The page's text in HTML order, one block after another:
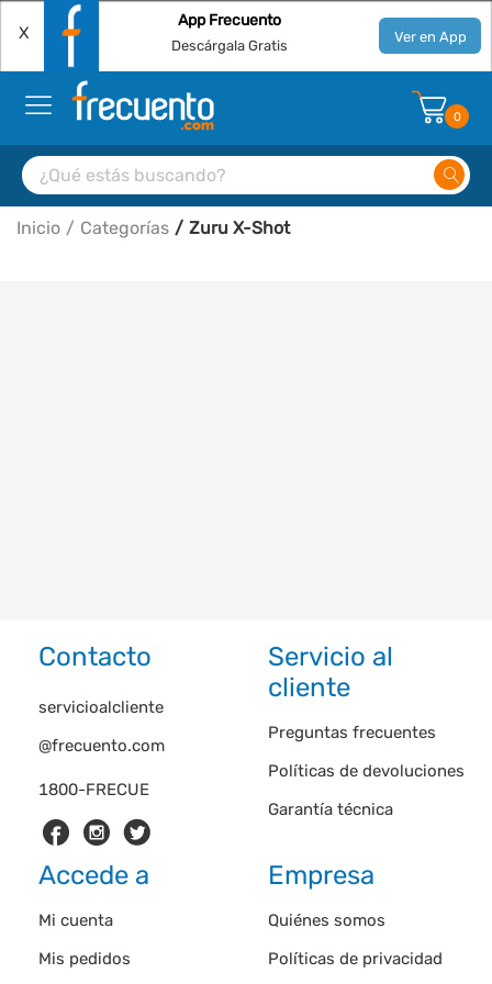
X
App Frecuento
Descárgala Gratis Ver en App
0
Inicio Categorías Zuru X-Shot
Contacto
1800-FRECUE
servicioalcliente
@frecuento.com
Servicio al
cliente
Preguntas frecuentes
Políticas de devoluciones
Garantía técnica
Accede a
Mi cuenta
Mis pedidos
Empresa
Quiénes somos
Políticas de privacidad